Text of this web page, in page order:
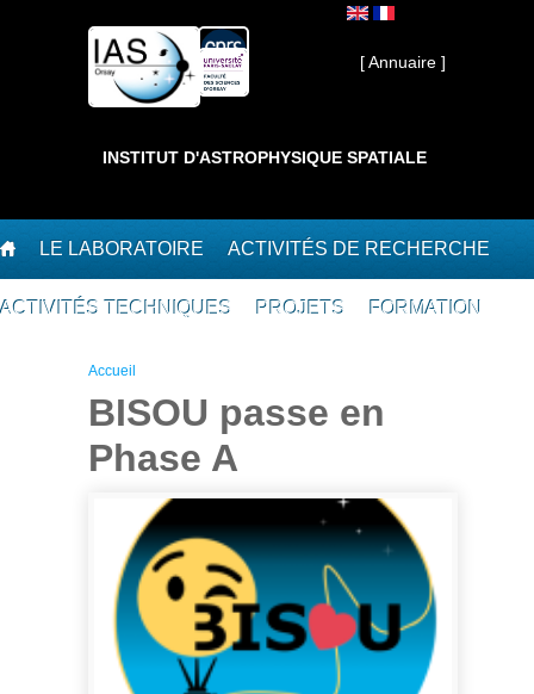
Interne ]
[ Annuaire ]
INSTITUT D'ASTROPHYSIQUE SPATIALE
LE LABORATOIRE ACTIVITÉS DE RECHERCHE
ACTIVITÉS TECHNIQUES PROJETS FORMATION
Vous êtes ici
Accueil
BISOU passe en
Phase A